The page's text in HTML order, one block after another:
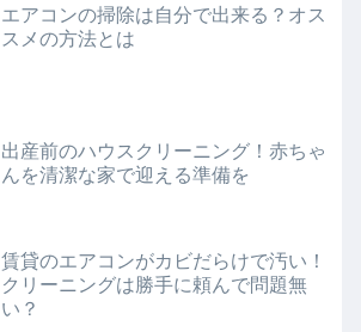
エアコンの掃除は自分で出来る？オス
スメの方法とは
出産前のハウスクリーニング！赤ちゃ
んを清潔な家で迎える準備を
賃貸のエアコンがカビだらけで汚い！
クリーニングは勝手に頼んで問題無
い？